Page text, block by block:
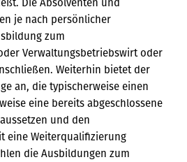
je nach persönlicher
zum
Verwaltungsbetriebswirt oder
Weiterhin bietet der
an, die typischerweise einen
eine bereits abgeschlossene
und den
eine Weiterqualifizierung
die Ausbildungen zum